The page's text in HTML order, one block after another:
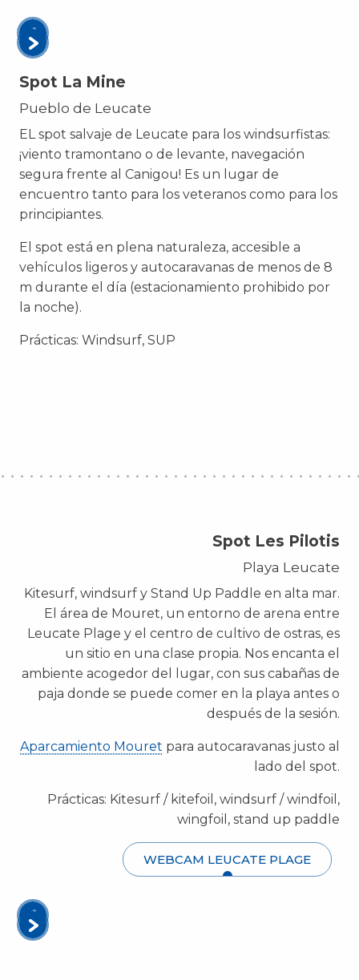
Spot La Mine
Pueblo de Leucate
EL spot salvaje de Leucate para los windsurfistas:
¡viento tramontano o de levante, navegación
segura frente al Canigou! Es un lugar de
encuentro tanto para los veteranos como para los
principiantes.
El spot está en plena naturaleza, accesible a
vehículos ligeros y autocaravanas de menos de 8
m durante el día (estacionamiento prohibido por
la noche).
Prácticas: Windsurf, SUP
Spot Les Pilotis
Playa Leucate
Kitesurf, windsurf y Stand Up Paddle en alta mar.
El área de Mouret, un entorno de arena entre
Leucate Plage y el centro de cultivo de ostras, es
un sitio en una clase propia. Nos encanta el
ambiente acogedor del lugar, con sus cabañas de
paja donde se puede comer en la playa antes o
después de la sesión.
Aparcamiento Mouret para autocaravanas justo al
lado del spot.
Prácticas: Kitesurf / kitefoil, windsurf / windfoil,
wingfoil, stand up paddle
WEBCAM LEUCATE PLAGE